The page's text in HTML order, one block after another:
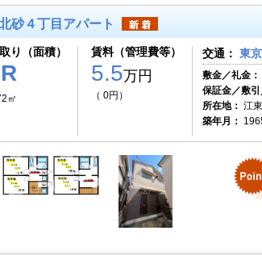
砂４丁目アパート
り（面積）
㎡
賃料（管理費等）
5.5万円
（ 0円）
交通： 東
敷金／礼金：
保証金／敷引
所在地： 江
築年月：